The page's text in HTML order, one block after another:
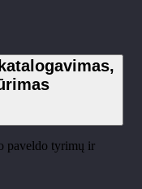
paveldo tyrimų ir